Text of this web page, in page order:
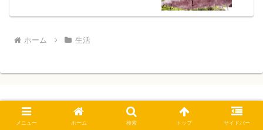
ホーム 生活
「知りたい！使える情報局」
メニュー ホーム 検索 トップ サイドバー